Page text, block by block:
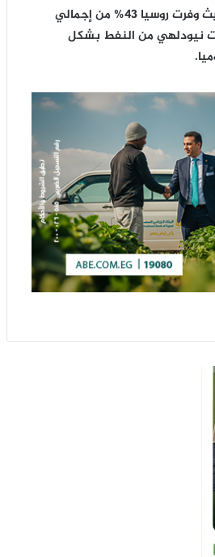
فيما يتعلق بالهند، كانت روسيا أكبر مورّد للنفط للشهر التاسع على التوالي، حيث وفرت روسيا 43% من إجمالي
نيودلهي من النفط بشكل